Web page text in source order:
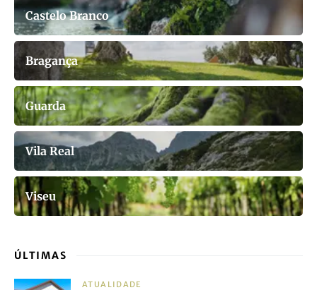
Castelo Branco
Bragança
Guarda
Vila Real
Viseu
ÚLTIMAS
ATUALIDADE